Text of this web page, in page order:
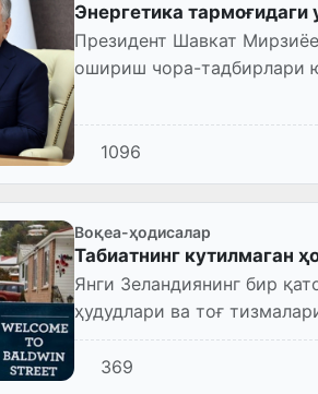
Энергетика
Президент Шавкат
ошириш чора-тадбирлари
1096
Воқеа-ҳодисалар
Табиатнинг кутилмаган
Янги Зеландиянинг бир
ҳудудлари ва тоғ
369